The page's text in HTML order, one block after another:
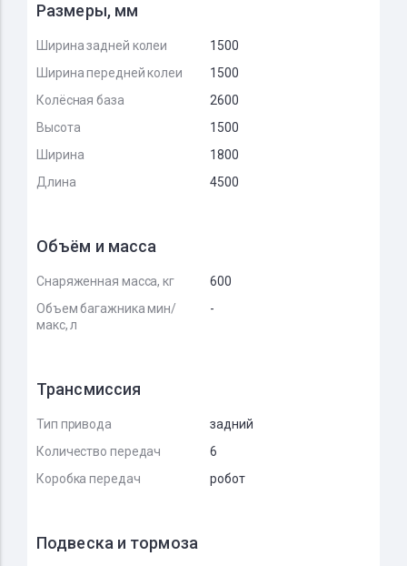
Размеры, мм
Ширина задней колеи
1500
Ширина передней колеи
1500
Колёсная база
2600
Высота
1500
Ширина
1800
Длина
4500
Объём и масса
Снаряженная масса, кг
600
Объем багажника мин/
макс, л
-
Трансмиссия
Тип привода
задний
Количество передач
6
Коробка передач
робот
Подвеска и тормоза